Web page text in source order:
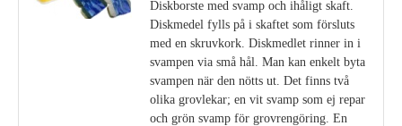
Diskborste med svamp och ihåligt skaft.
Diskmedel fylls på i skaftet som försluts
med en skruvkork. Diskmedlet rinner in i
svampen via små hål. Man kan enkelt byta
svampen när den nötts ut. Det finns två
olika grovlekar; en vit svamp som ej repar
och grön svamp för grovrengöring. En